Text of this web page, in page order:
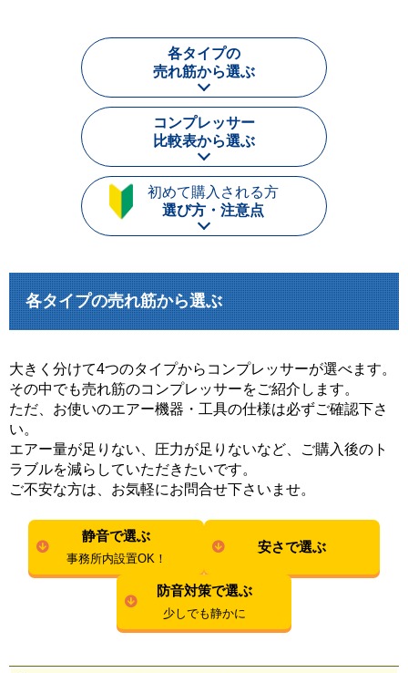
各タイプの
売れ筋から選ぶ
コンプレッサー
比較表から選ぶ
初めて購入される方
選び方・注意点
各タイプの売れ筋から選ぶ
大きく分けて4つのタイプからコンプレッサーが選べます。
その中でも売れ筋のコンプレッサーをご紹介します。
ただ、お使いのエアー機器・工具の仕様は必ずご確認下さ
い。
エアー量が足りない、圧力が足りないなど、ご購入後のト
ラブルを減らしていただきたいです。
ご不安な方は、お気軽にお問合せ下さいませ。
静音で選ぶ
事務所内設置OK！
安さで選ぶ
防音対策で選ぶ
少しでも静かに